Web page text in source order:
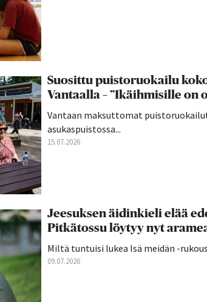
Suosittu puistoruokailu
Vantaalla – ”Ikäihmisille on
Vantaan maksuttomat
asukaspuistossa...
15.07.2026
Jeesuksen äidinkieli elää
Pitkätossu löytyy nyt
Miltä tuntuisi lukea Isä meidän -
09.07.2026